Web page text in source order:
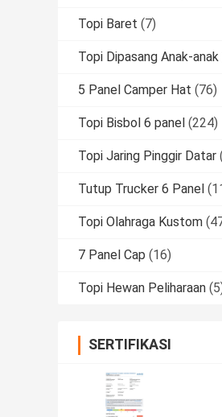
Topi Baret (7)
Topi Dipasang Anak-anak
5 Panel Camper Hat (76)
Topi Bisbol 6 panel (224)
Topi Jaring Pinggir Datar
Tutup Trucker 6 Panel
Topi Olahraga Kustom
7 Panel Cap (16)
Topi Hewan Peliharaan
SERTIFIKASI